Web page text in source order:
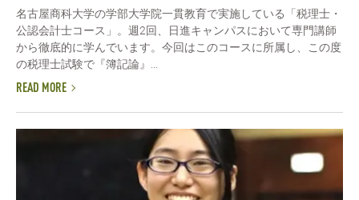
名古屋商科大学の学部大学院一貫教育で実施している「税理士・
公認会計士コース」。週2回、日進キャンパスにおいて専門講師
から徹底的に学んでいます。今回はこのコースに所属し、この度
の税理士試験で『簿記論』...
READ MORE